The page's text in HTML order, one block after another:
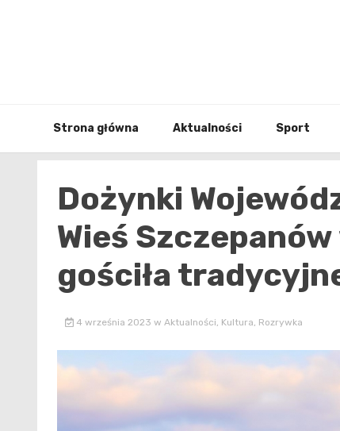
Strona główna Aktualności Sport
Dożynki
Wieś
gościła
4 września 2023 w Aktualności, Kultura, Rozrywka